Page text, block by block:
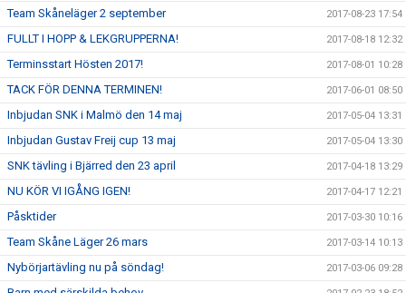
Team Skåneläger 2 september 2017-08-23 17:54
FULLT I HOPP & LEKGRUPPERNA! 2017-08-18 12:32
Terminsstart Hösten 2017! 2017-08-01 10:28
TACK FÖR DENNA TERMINEN! 2017-06-01 08:50
Inbjudan SNK i Malmö den 14 maj 2017-05-04 13:31
Inbjudan Gustav Freij cup 13 maj 2017-05-04 13:30
SNK tävling i Bjärred den 23 april 2017-04-18 13:29
NU KÖR VI IGÅNG IGEN! 2017-04-17 12:21
Påsktider 2017-03-30 10:16
Team Skåne Läger 26 mars 2017-03-14 10:13
Nybörjartävling nu på söndag! 2017-03-06 09:28